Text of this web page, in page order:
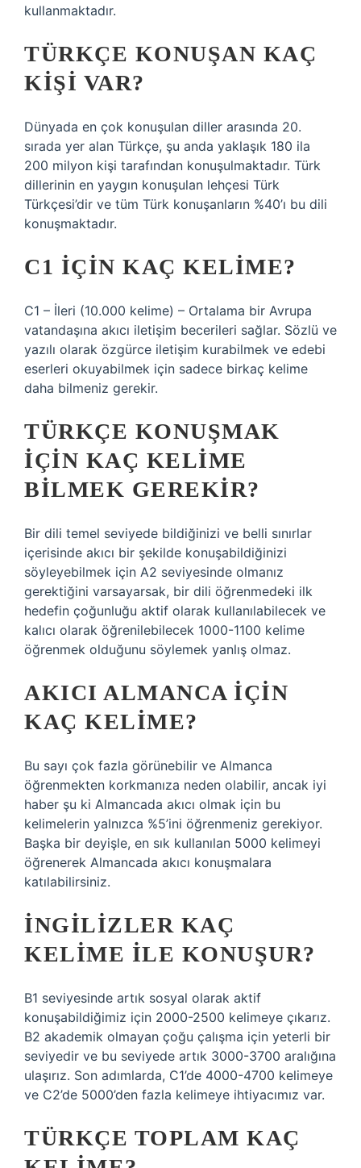
kullanmaktadır.
TÜRKÇE KONUŞAN KAÇ
KIŞI VAR?
Dünyada en çok konuşulan diller arasında 20.
sırada yer alan Türkçe, şu anda yaklaşık 180 ila
200 milyon kişi tarafından konuşulmaktadır. Türk
dillerinin en yaygın konuşulan lehçesi Türk
Türkçesi’dir ve tüm Türk konuşanların %40’ı bu dili
konuşmaktadır.
C1 IÇIN KAÇ KELIME?
C1 – İleri (10.000 kelime) – Ortalama bir Avrupa
vatandaşına akıcı iletişim becerileri sağlar. Sözlü ve
yazılı olarak özgürce iletişim kurabilmek ve edebi
eserleri okuyabilmek için sadece birkaç kelime
daha bilmeniz gerekir.
TÜRKÇE KONUŞMAK
IÇIN KAÇ KELIME
BILMEK GEREKIR?
Bir dili temel seviyede bildiğinizi ve belli sınırlar
içerisinde akıcı bir şekilde konuşabildiğinizi
söyleyebilmek için A2 seviyesinde olmanız
gerektiğini varsayarsak, bir dili öğrenmedeki ilk
hedefin çoğunluğu aktif olarak kullanılabilecek ve
kalıcı olarak öğrenilebilecek 1000-1100 kelime
öğrenmek olduğunu söylemek yanlış olmaz.
AKICI ALMANCA IÇIN
KAÇ KELIME?
Bu sayı çok fazla görünebilir ve Almanca
öğrenmekten korkmanıza neden olabilir, ancak iyi
haber şu ki Almancada akıcı olmak için bu
kelimelerin yalnızca %5’ini öğrenmeniz gerekiyor.
Başka bir deyişle, en sık kullanılan 5000 kelimeyi
öğrenerek Almancada akıcı konuşmalara
katılabilirsiniz.
İNGILIZLER KAÇ
KELIME ILE KONUŞUR?
B1 seviyesinde artık sosyal olarak aktif
konuşabildiğimiz için 2000-2500 kelimeye çıkarız.
B2 akademik olmayan çoğu çalışma için yeterli bir
seviyedir ve bu seviyede artık 3000-3700 aralığına
ulaşırız. Son adımlarda, C1’de 4000-4700 kelimeye
ve C2’de 5000’den fazla kelimeye ihtiyacımız var.
TÜRKÇE TOPLAM KAÇ